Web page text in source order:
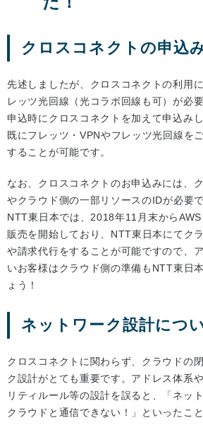
クロスコネクトの申込
先述しましたが、クロスコネクトの利用
レッツ光回線（光コラボ回線も可）が必
申込時にクロスコネクトを加えて申込みし
既にフレッツ・VPNやフレッツ光回線を
することが可能です。
なお、クロスコネクトのお申込みには、
やクラウド側の一部リソースのIDが必要で
NTT東日本では、2018年11月末から
販売を開始しており、NTT東日本にてク
や請求代行をすることが可能ですので、
いお客様はクラウド側の準備もNTT東日
ょう！
ネットワーク設計につ
クロスコネクトに関わらず、クラウドの
ク設計がとても重要です。アドレス体系
リティルール等の設計を誤ると、「ネッ
クラウドと通信できない！」といったこ